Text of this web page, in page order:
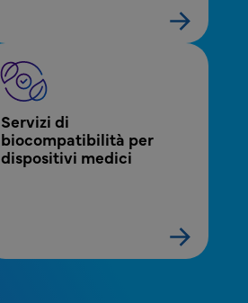
Servizi di
biocompatibilità per
dispositivi medici